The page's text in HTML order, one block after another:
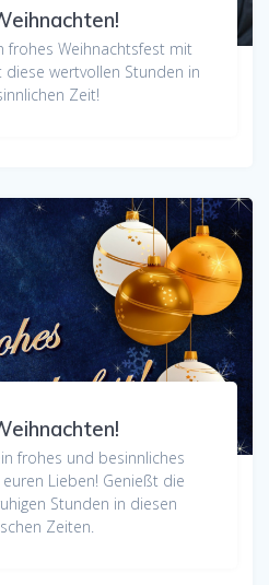
frohes Weihnachtsfest mit
diese wertvollen Stunden in
Zeit!
frohes und besinnliches
Lieben! Genießt die
Stunden in diesen
Zeiten.